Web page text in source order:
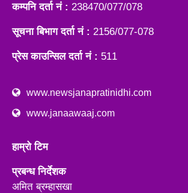
कम्पनि दर्ता नं : 238470/077/078
सूचना बिभाग दर्ता नं : 2156/077-078
प्रेस काउन्सिल दर्ता नं : 511
www.newsjanapratinidhi.com
www.janaawaaj.com
हाम्रो टिम
प्रबन्ध निर्देशक
अमित ब्रम्हासखा